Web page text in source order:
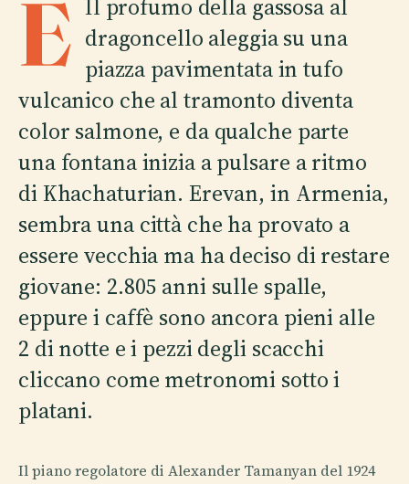
E Il profumo della gassosa al
dragoncello aleggia su una
piazza pavimentata in tufo
vulcanico che al tramonto diventa
color salmone, e da qualche parte
una fontana inizia a pulsare a ritmo
di Khachaturian. Erevan, in Armenia,
sembra una città che ha provato a
essere vecchia ma ha deciso di restare
giovane: 2.805 anni sulle spalle,
eppure i caffè sono ancora pieni alle
2 di notte e i pezzi degli scacchi
cliccano come metronomi sotto i
platani.
Il piano regolatore di Alexander Tamanyan del 1924